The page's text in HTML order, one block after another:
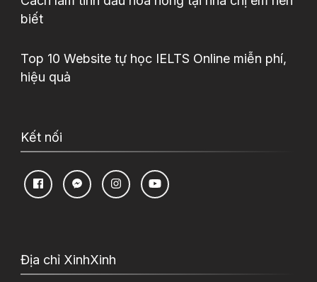
biết
Top 10 Website tự học IELTS Online miễn phí,
hiệu quả
Kết nối
Địa chỉ XinhXinh